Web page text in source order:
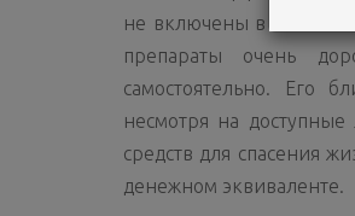
не включены в список
препараты очень
самостоятельно. Его
несмотря на доступные
средств для спасения
денежном эквиваленте.